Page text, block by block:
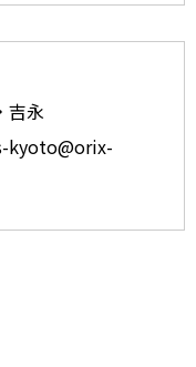
吉永
kyoto@orix-